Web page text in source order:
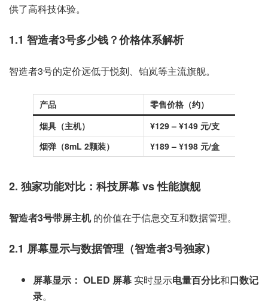
供了高科技体验。
1.1 智造者3号多少钱？价格体系解析
智造者3号的定价远低于悦刻、铂岚等主流旗舰。
产品 零售价格（约）
烟具（主机）
¥129 – ¥149 元/支
烟弹（8mL 2颗装）
¥189 – ¥198 元/盒
2. 独家功能对比：科技屏幕 vs 性能旗舰
智造者3号带屏主机的价值在于信息交互和数据管理。
2.1 屏幕显示与数据管理（智造者3号独家）
屏幕显示： OLED 屏幕 实时显示电量百分比和口数记
录。